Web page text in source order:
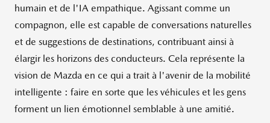
humain et de l'IA empathique. Agissant comme un
compagnon, elle est capable de conversations naturelles
et de suggestions de destinations, contribuant ainsi à
élargir les horizons des conducteurs. Cela représente la
vision de Mazda en ce qui a trait à l'avenir de la mobilité
intelligente : faire en sorte que les véhicules et les gens
forment un lien émotionnel semblable à une amitié.